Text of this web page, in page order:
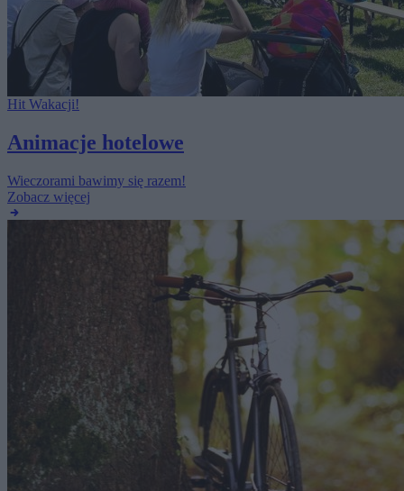
Hit Wakacji!
Animacje hotelowe
Wieczorami bawimy się razem!
Zobacz więcej